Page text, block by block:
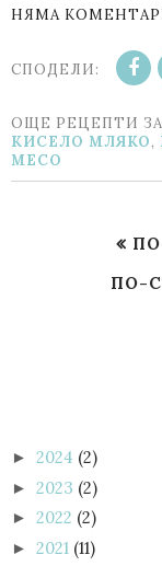
НЯМА
СПОДЕЛИ:
ОЩЕ РЕЦЕПТИ
КИСЕЛО МЛЯКО,
МЕСО
ПО-
► 2024 (2)
► 2023 (2)
► 2022 (2)
► 2021 (11)